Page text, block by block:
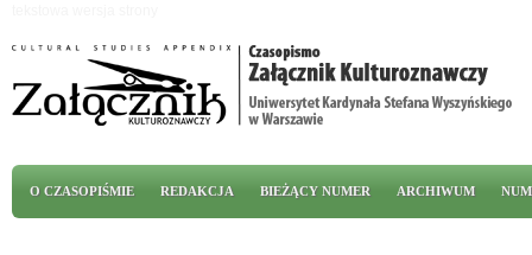
Menu główne
O CZASOPIŚMIE REDAKCJA BIEŻĄCY NUMER ARCHIWUM